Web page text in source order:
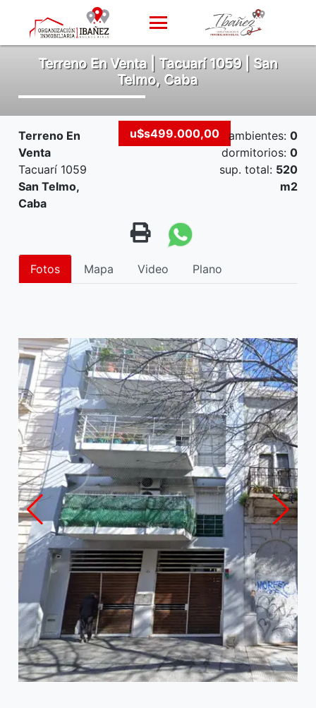
Terreno En Venta | Tacuarí 1059 | San
Telmo, Caba
Terreno En
Venta
Tacuarí 1059
San Telmo,
Caba
u$s499.000,00 ambientes: 0
dormitorios: 0
sup. total: 520
m2
Fotos Mapa Video Plano